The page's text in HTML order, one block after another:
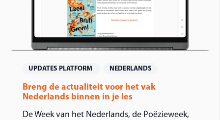
UPDATES PLATFORM NEDERLANDS
Breng de actualiteit voor het vak
Nederlands binnen in je les
De Week van het Nederlands, de Poëzieweek,